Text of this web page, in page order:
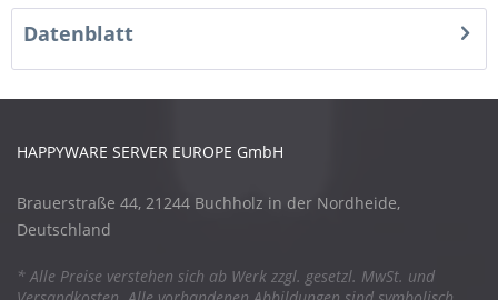
Datenblatt
HAPPYWARE SERVER EUROPE GmbH
Brauerstraße 44, 21244 Buchholz in der Nordheide,
Deutschland
* Alle Preise verstehen sich ab Werk zzgl. gesetzl. MwSt. und